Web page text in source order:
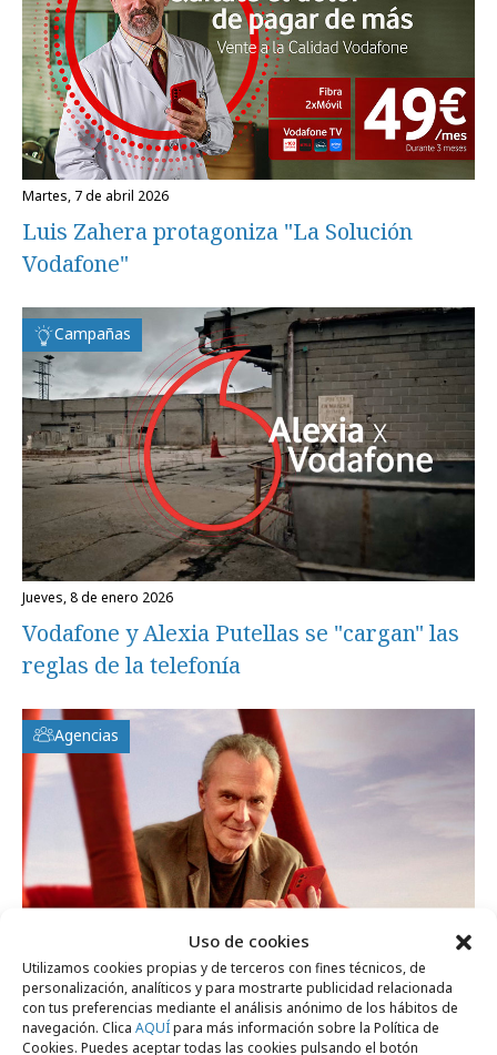
Uso de cookies
Utilizamos cookies propias y de terceros con fines técnicos, de
personalización, analíticos y para mostrarte publicidad relacionada
con tus preferencias mediante el análisis anónimo de los hábitos de
navegación. Clica AQUÍpara más información sobre la Política de
Cookies. Puedes aceptar todas las cookies pulsando el botón
martes, 7 de abril 2026
Luis Zahera protagoniza "La Solución
Vodafone"
Campañas
jueves, 8 de enero 2026
Vodafone y Alexia Putellas se "cargan" las
reglas de la telefonía
Agencias
jueves, 21 de agosto 2025